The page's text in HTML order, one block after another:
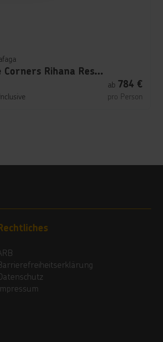
The Three Corners Rihana Resort
ab 784€
pro Person